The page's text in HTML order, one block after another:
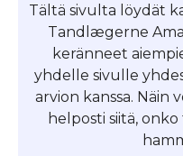
Tältä sivulta löydät
Tandlægerne
keränneet
yhdelle sivulle
arvion kanssa. Näin
helposti siitä,